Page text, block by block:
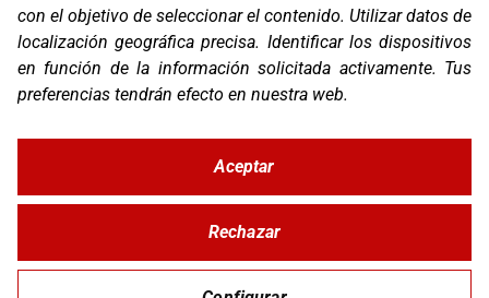
Canal Ético
Zona Clientes
Síguenos
© Copyright 2026 Corver.es
DevelopedbyMOTTO
con el objetivo de seleccionar el contenido. Utilizar datos de
localización geográfica precisa. Identificar los dispositivos
en función de la información solicitada activamente. Tus
preferencias tendrán efecto en nuestra web.
Rechazar
Aceptar